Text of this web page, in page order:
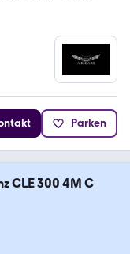
Parken
CLE 300 4M C